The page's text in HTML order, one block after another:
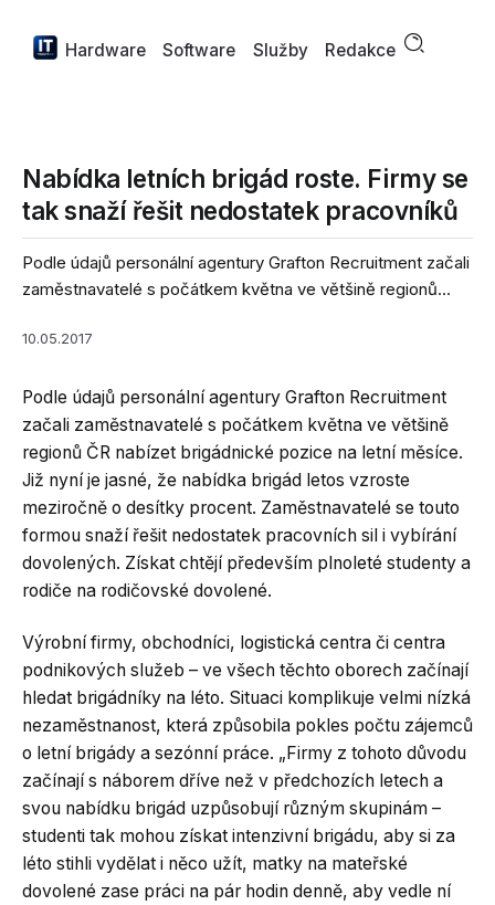
Hardware Software Služby Redakce
Nabídka letních brigád roste. Firmy se
tak snaží řešit nedostatek pracovníků
Podle údajů personální agentury Grafton Recruitment začali
zaměstnavatelé s počátkem května ve většině regionů...
10.05.2017
Podle údajů personální agentury Grafton Recruitment
začali zaměstnavatelé s počátkem května ve většině
regionů ČR nabízet brigádnické pozice na letní měsíce.
Již nyní je jasné, že nabídka brigád letos vzroste
meziročně o desítky procent. Zaměstnavatelé se touto
formou snaží řešit nedostatek pracovních sil i vybírání
dovolených. Získat chtějí především plnoleté studenty a
rodiče na rodičovské dovolené.
Výrobní firmy, obchodníci, logistická centra či centra
podnikových služeb – ve všech těchto oborech začínají
hledat brigádníky na léto. Situaci komplikuje velmi nízká
nezaměstnanost, která způsobila pokles počtu zájemců
o letní brigády a sezónní práce. „Firmy z tohoto důvodu
začínají s náborem dříve než v předchozích letech a
svou nabídku brigád uzpůsobují různým skupinám –
studenti tak mohou získat intenzivní brigádu, aby si za
léto stihli vydělat i něco užít, matky na mateřské
dovolené zase práci na pár hodin denně, aby vedle ní